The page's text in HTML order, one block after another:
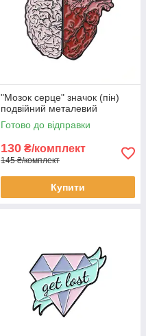
"Мозок серце" значок (пін)
подвійний металевий
Готово до відправки
130 ₴/комплект
145 ₴/комплект
Купити